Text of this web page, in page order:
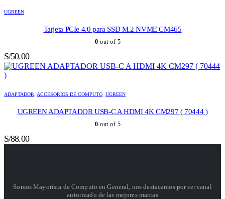
UGREEN
Tarjeta PCIe 4.0 para SSD M.2 NVME CM465
0 out of 5
S/50.00
ADAPTADOR ACCESORIOS DE COMPUTO UGREEN
UGREEN ADAPTADOR USB-C A HDMI 4K CM297 ( 70444 )
0 out of 5
S/88.00
Somos Mayorista de Computo en General, nos destacamos por ser canal
autorizado de las mejores marcas